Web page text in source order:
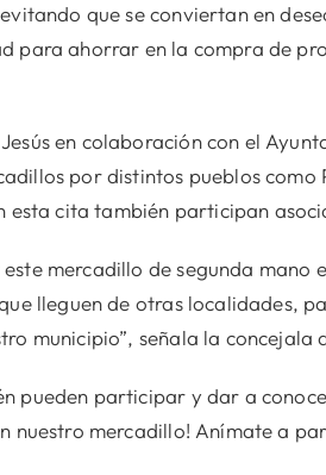
que se conviertan en
para ahorrar en la compra de
en colaboración con el
por distintos pueblos
esta cita también participan
mercadillo de segunda mano
lleguen de otras localidades,
municipio”, señala la
pueden participar y dar a
nuestro mercadillo! Anímate a